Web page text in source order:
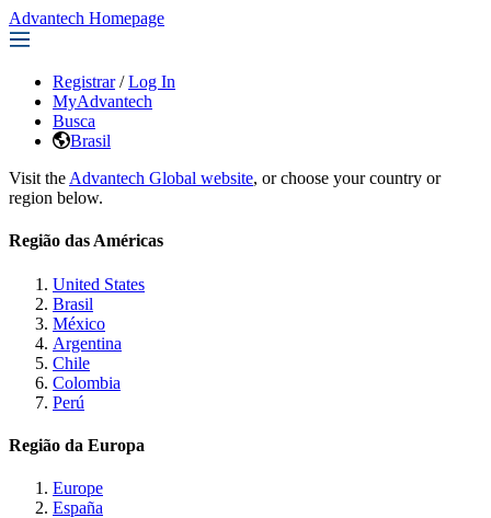
Advantech Homepage
Registrar / Log In
MyAdvantech
Busca
Brasil
Visit the Advantech Global website, or choose your country or
region below.
Região das Américas
United States
Brasil
México
Argentina
Chile
Colombia
Perú
Região da Europa
Europe
España